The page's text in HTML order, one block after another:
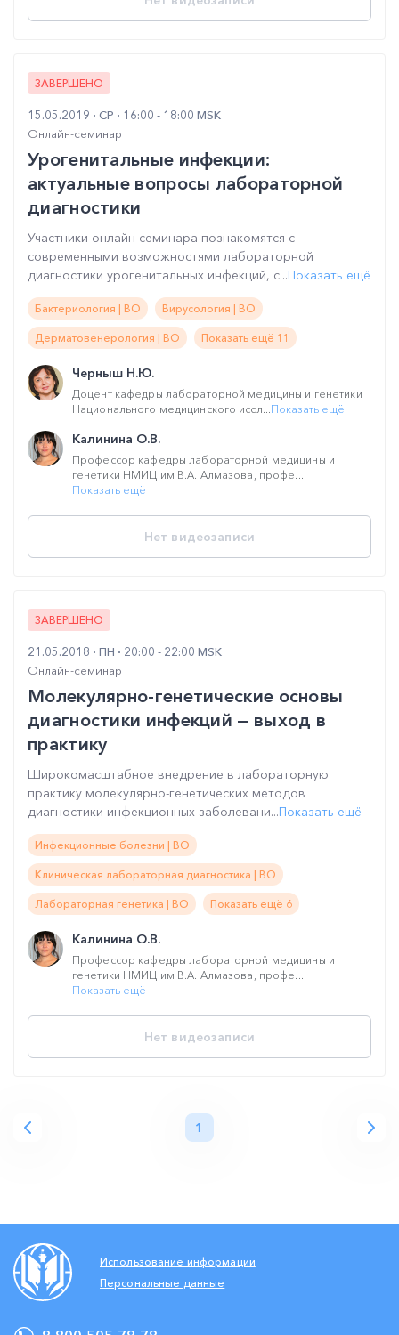
ЗАВЕРШЕНО
15.05.2019 СР
16:00 - 18:00 MSK
Онлайн-семинар
Урогенитальные инфекции:
актуальные вопросы лабораторной
диагностики
Участники-онлайн семинара познакомятся с
современными возможностями лабораторной
диагностики урогенитальных инфекций, с...Показать ещё
Бактериология | ВО Вирусология | ВО
Дерматовенерология | ВО Показать ещё 11
Черныш Н.Ю.
Доцент кафедры лабораторной медицины и генетики
Национального медицинского иссл...Показать ещё
Калинина О.В.
Профессор кафедры лабораторной медицины и
генетики НМИЦ им В.А. Алмазова, профе...
Показать ещё
Нет видеозаписи
ЗАВЕРШЕНО
21.05.2018 ПН
20:00 - 22:00 MSK
Онлайн-семинар
Молекулярно-генетические основы
диагностики инфекций — выход в
практику
Широкомасштабное внедрение в лабораторную
практику молекулярно-генетических методов
диагностики инфекционных заболевани...Показать ещё
Инфекционные болезни | ВО
Клиническая лабораторная диагностика | ВО
Лабораторная генетика | ВО Показать ещё 6
Калинина О.В.
Профессор кафедры лабораторной медицины и
генетики НМИЦ им В.А. Алмазова, профе...
Показать ещё
Нет видеозаписи
1
Использование информации
Персональные данные